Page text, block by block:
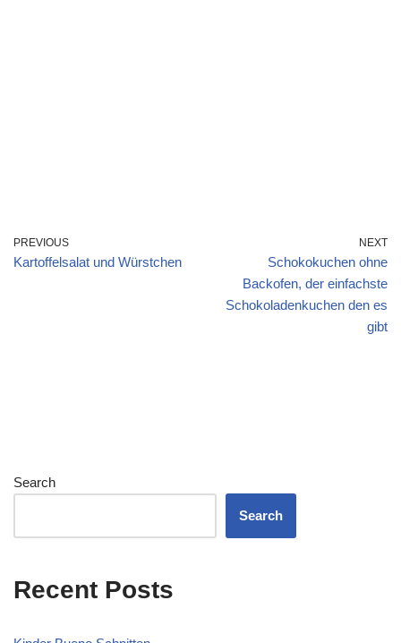
PREVIOUS
Kartoffelsalat und Würstchen
NEXT
Schokokuchen ohne
Backofen, der einfachste
Schokoladenkuchen den es
gibt
Search
Search
Recent Posts